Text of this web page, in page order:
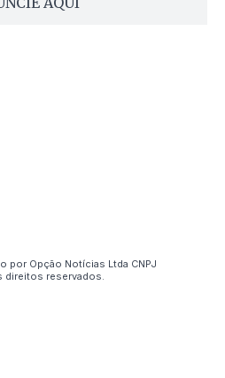
por Opção Notícias Ltda CNPJ
direitos reservados.